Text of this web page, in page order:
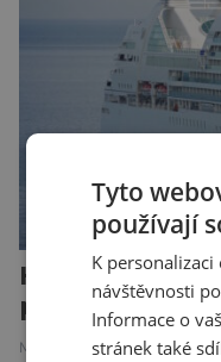
například cystické
Hantavirus
pandemie?
MEDICÍNA ZAJÍMAVOSTI
Tyto
používají
K
návštěvnosti
Informace o
stránek také